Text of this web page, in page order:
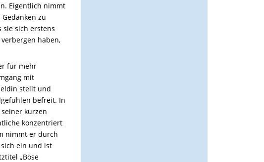
Eigentlich nimmt
Gedanken zu
sie sich erstens
haben,
für mehr
mit
stellt und
len befreit. In
kurzen
konzentriert
nimmt er durch
ein und ist
„Böse